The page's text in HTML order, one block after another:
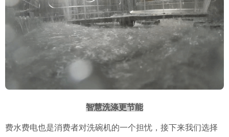
智慧洗涤更节能
费水费电也是消费者对洗碗机的一个担忧，接下来我们选择